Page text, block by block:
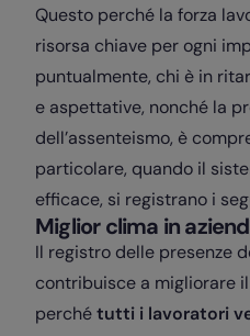
Questo perché la forza
risorsa chiave per ogni
puntualmente, chi è in
e aspettative, nonché la
dell’assenteismo, è
particolare, quando il
efficace, si registrano i
Miglior clima in
Il registro delle presenze
contribuisce a migliorare
perchétutti i lavoratori